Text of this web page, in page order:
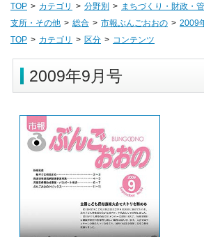
TOP カテゴリ 分野別
まちづくり・財政・
支所・その他
総合 市報ぶんごおおの
2009
TOP
カテゴリ 区分 コンテンツ
2009年9月号